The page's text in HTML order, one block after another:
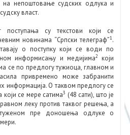
на непоштовање судских одлука и
власт.
поступања су текстови који се
новинама “Српски телеграф”1.
о поступку који се води по
информисању и медијима2
који
се по предлогу тужиоца, главном и
привремено може забранити
информацијa. О таквом предлогу се
се мере сатима3 (48 сати), што је
леку против таквог решења, а
пре доношења одлуке о